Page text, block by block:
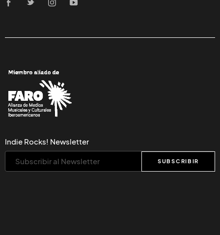
Indie Rocks! Newsletter